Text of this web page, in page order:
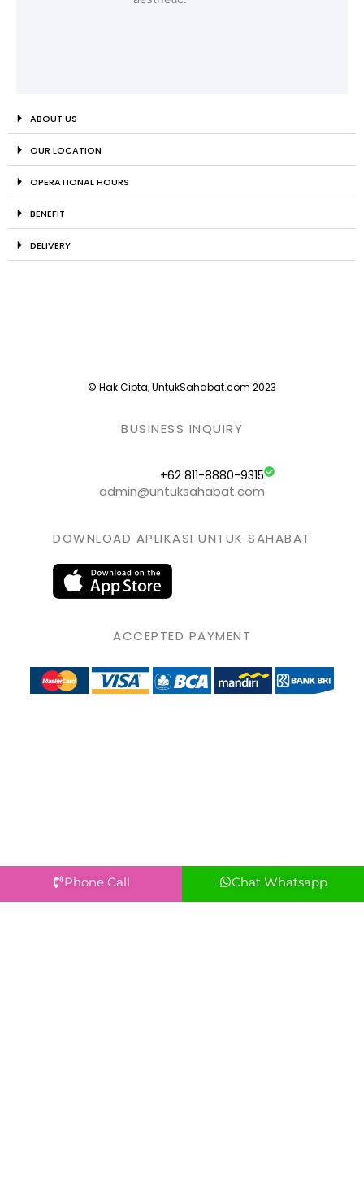
ABOUT US
OUR LOCATION
OPERATIONAL HOURS
BENEFIT
DELIVERY
© Hak Cipta, UntukSahabat.com 2023
BUSINESS INQUIRY
+62 811-8880-9315
admin@untuksahabat.com
DOWNLOAD APLIKASI UNTUK SAHABAT
ACCEPTED PAYMENT
Phone Call Chat Whatsapp